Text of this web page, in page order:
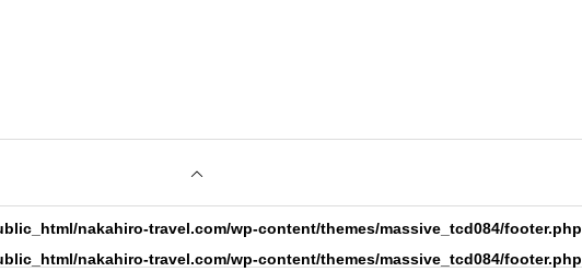
nakahiro-travel.com/wp-content/themes/massive_tcd084/footer.php
nakahiro-travel.com/wp-content/themes/massive_tcd084/footer.php